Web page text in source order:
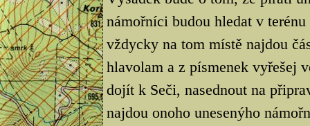
námořníci budou hledat v
vždycky na tom místě najdou
hlavolam a z písmenek vyřešej
dojít k Seči, nasednout na
najdou onoho unesenýho